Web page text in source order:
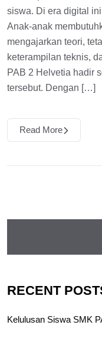
siswa. Di era digital
Anak-anak
mengajarkan teori,
keterampilan teknis,
PAB 2 Helvetia hadir
tersebut. Dengan […]
Read More
RECENT
Kelulusan Siswa SMK